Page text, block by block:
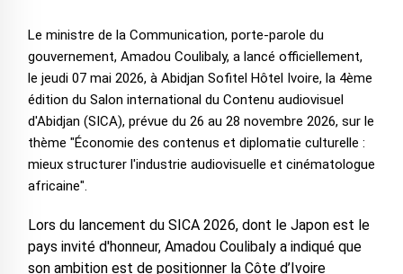
Le ministre de la Communication, porte-parole du
gouvernement, Amadou Coulibaly, a lancé officiellement,
le jeudi 07 mai 2026, à Abidjan Sofitel Hôtel Ivoire, la 4ème
édition du Salon international du Contenu audiovisuel
d'Abidjan (SICA), prévue du 26 au 28 novembre 2026, sur le
thème "Économie des contenus et diplomatie culturelle :
mieux structurer l'industrie audiovisuelle et cinématologue
africaine".
Lors du lancement du SICA 2026, dont le Japon est le
pays invité d'honneur, Amadou Coulibaly a indiqué que
son ambition est de positionner la Côte d’Ivoire